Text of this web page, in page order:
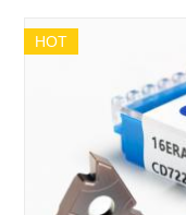
HOT